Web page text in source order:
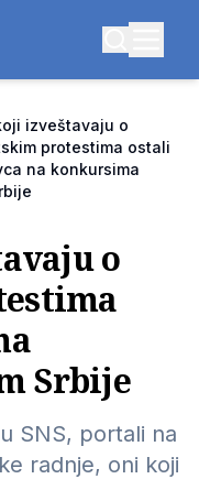
izveštavaju o
protestima ostali
na konkursima
o
Srbije
SNS, portali na
radnje, oni koji